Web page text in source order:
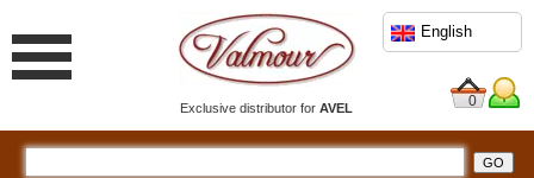
Exclusive distributor forAVEL
English
0